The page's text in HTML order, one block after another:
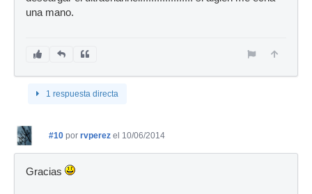
una mano.
1 respuesta directa
#10 por rvperez el 10/06/2014
Gracias